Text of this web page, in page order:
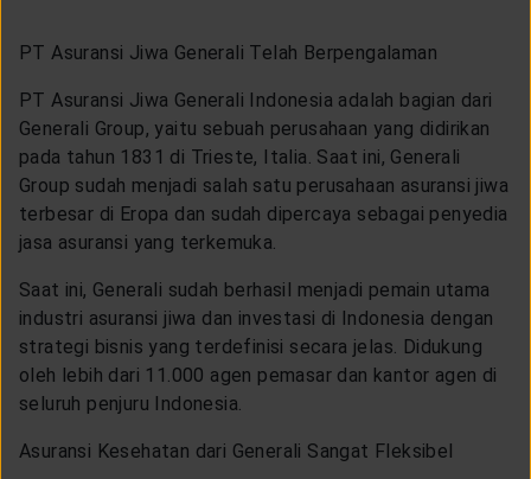
PT Asuransi Jiwa Generali Telah Berpengalaman
PT Asuransi Jiwa Generali Indonesia adalah bagian dari
Generali Group, yaitu sebuah perusahaan yang didirikan
pada tahun 1831 di Trieste, Italia. Saat ini, Generali
Group sudah menjadi salah satu perusahaan asuransi jiwa
terbesar di Eropa dan sudah dipercaya sebagai penyedia
jasa asuransi yang terkemuka.
Saat ini, Generali sudah berhasil menjadi pemain utama
industri asuransi jiwa dan investasi di Indonesia dengan
strategi bisnis yang terdefinisi secara jelas. Didukung
oleh lebih dari 11.000 agen pemasar dan kantor agen di
seluruh penjuru Indonesia.
Asuransi Kesehatan dari Generali Sangat Fleksibel